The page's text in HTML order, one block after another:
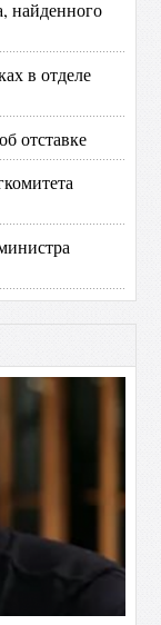
найденного
в отделе
отставке